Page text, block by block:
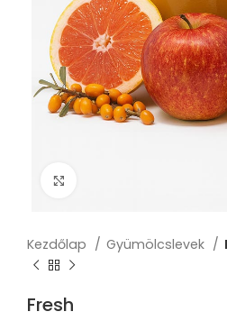
Kezdőlap Gyümölcslevek
Fresh